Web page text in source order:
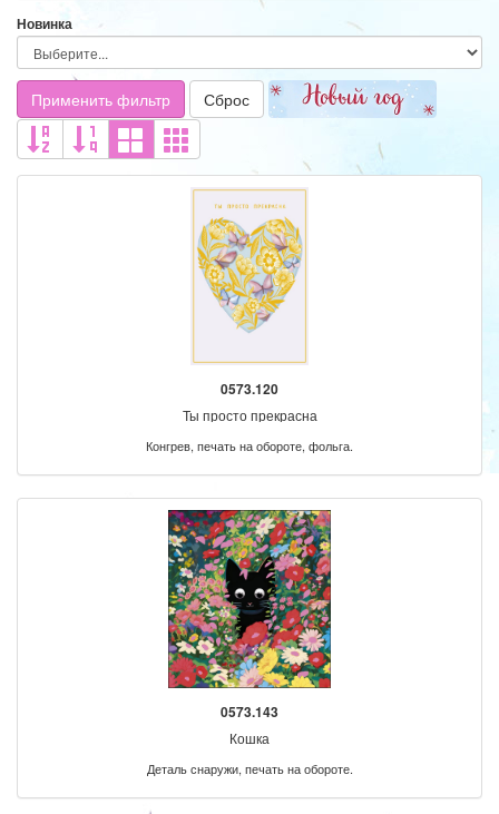
Новинка
Применить фильтр Сброс
0573.120
Ты просто прекрасна
Конгрев, печать на обороте, фольга.
0573.143
Кошка
Деталь снаружи, печать на обороте.